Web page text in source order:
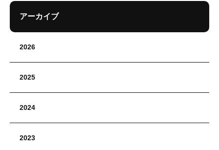
アーカイブ
2026
2025
2024
2023